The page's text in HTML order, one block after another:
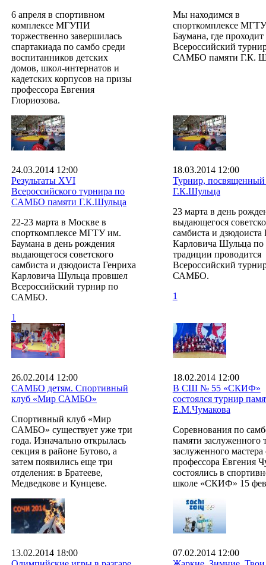
6 апреля в спортивном
комплексе МГУПИ
торжественно завершилась
спартакиада по самбо среди
воспитанников детских
домов, школ-интернатов и
кадетских корпусов на призы
профессора Евгения
Глориозова.
Мы находимся в
спорткомплексе
Баумана, где
Всероссийский
САМБО памяти Г.К.
24.03.2014 12:00
Результаты ХVI
Всероссийского турнира по
САМБО памяти Г.К.Шульца
22-23 марта в Москве в
спорткомплексе МГТУ им.
Баумана в день рождения
выдающегося советского
самбиста и дзюдоиста Генриха
Карловича Шульца провшел
Всероссийский турнир по
САМБО.
1
18.03.2014 12:00
Турнир, посвященный
Г.К.Шульца
23 марта в день
выдающегося
самбиста и дзюдоиста
Карловича Шульца по
традиции проводится
Всероссийский
САМБО.
1
26.02.2014 12:00
САМБО детям. Спортивный
клуб «Мир САМБО»
Спортивный клуб «Мир
САМБО» существует уже три
года. Изначально открылась
секция в районе Бутово, а
затем появились еще три
отделения: в Братееве,
Медведкове и Кунцеве.
18.02.2014 12:00
В СШ № 55 «СКИФ»
состоялся турнир
Е.М.Чумакова
Соревнования по
памяти заслуженного
заслуженного мастера
профессора Евгения
состоялись в
школе «СКИФ» 15
13.02.2014 18:00
07.02.2014 12:00